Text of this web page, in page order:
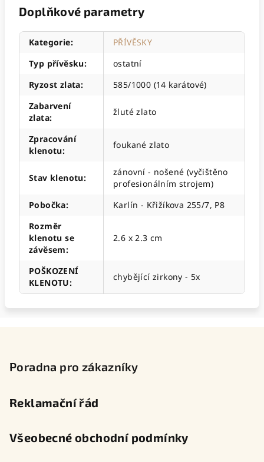
Doplňkové parametry
Kategorie:
PŘÍVĚSKY
Typ přívěsku:
ostatní
Ryzost zlata:
585/1000 (14 karátové)
Zabarvení
zlata:
žluté zlato
Zpracování
klenotu:
foukané zlato
Stav klenotu:
zánovní - nošené (vyčištěno
profesionálním strojem)
Pobočka:
Karlín - Křižíkova 255/7, P8
Rozměr
klenotu se
závěsem:
2.6 x 2.3 cm
POŠKOZENÍ
KLENOTU:
chybějící zirkony - 5x
Poradna pro zákazníky
Reklamační řád
Všeobecné obchodní podmínky